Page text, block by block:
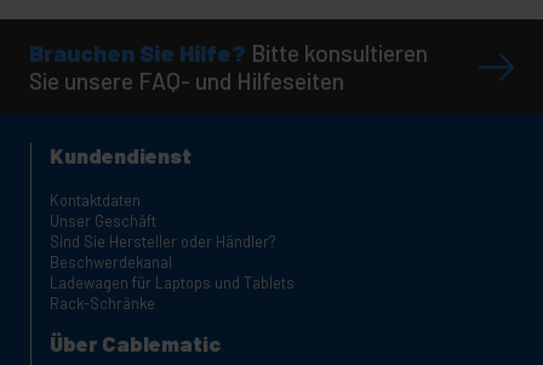
Brauchen Sie Hilfe? Bitte konsultieren
Sie unsere FAQ- und Hilfeseiten
Kundendienst
Kontaktdaten
Unser Geschäft
Sind Sie Hersteller oder Händler?
Beschwerdekanal
Ladewagen für Laptops und Tablets
Rack-Schränke
Über Cablematic